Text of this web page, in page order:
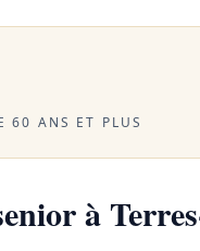
60 ANS ET PLUS
à